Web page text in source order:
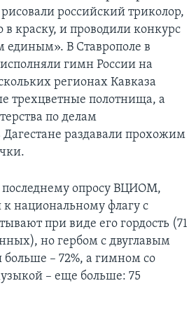
российский триколор,
в краску, и проводили конкурс
единым». В Ставрополе в
гимн России на
регионах Кавказа
трехцветные полотнища, а
по делам
раздавали прохожим
последнему опросу ВЦИОМ,
к национальному флагу с
при виде его гордость (71
но гербом с двуглавым
больше – 72%, а гимном со
– еще больше: 75